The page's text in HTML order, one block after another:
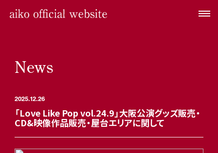
News
2025.12.26
「Love Like Pop vol.24.9」大阪公演グッズ販売・
CD&映像作品販売・屋台エリアに関して